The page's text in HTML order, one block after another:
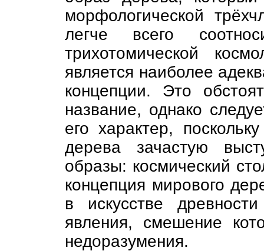
морфологической
легче всего
трихотомической
является наиболее
концепции. Это
название, однако
его характер,
дерева зачастую
образы: космический
концепция мирового
в искусстве
явления, смешение
недоразумения.